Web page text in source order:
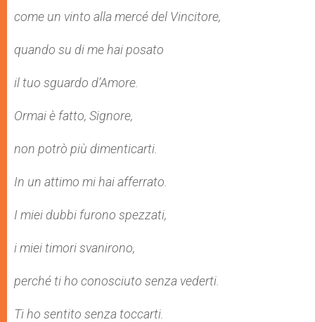
come un vinto alla mercé del Vincitore,
quando su di me hai posato
il tuo sguardo d’Amore.
Ormai è fatto, Signore,
non potrò più dimenticarti.
In un attimo mi hai afferrato.
I miei dubbi furono spezzati,
i miei timori svanirono,
perché ti ho conosciuto senza vederti.
Ti ho sentito senza toccarti.